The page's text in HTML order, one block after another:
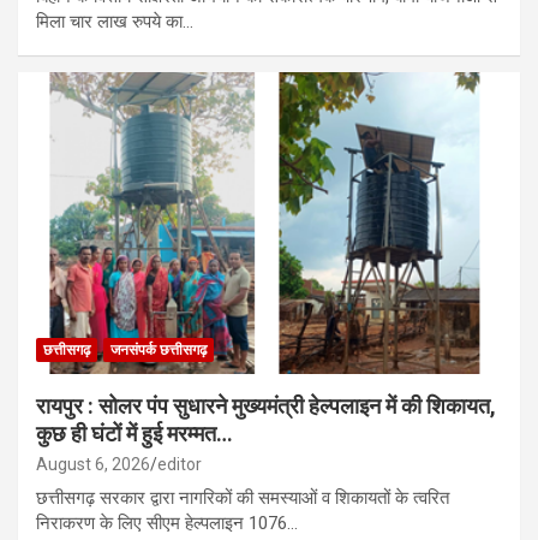
मिला चार लाख रुपये का…
छत्तीसगढ़ जनसंपर्क छत्तीसगढ़
रायपुर : सोलर पंप सुधारने मुख्यमंत्री हेल्पलाइन में की शिकायत,
कुछ ही घंटों में हुई मरम्मत…
August 6, 2026 editor
छत्तीसगढ़ सरकार द्वारा नागरिकों की समस्याओं व शिकायतों के त्वरित
निराकरण के लिए सीएम हेल्पलाइन 1076…